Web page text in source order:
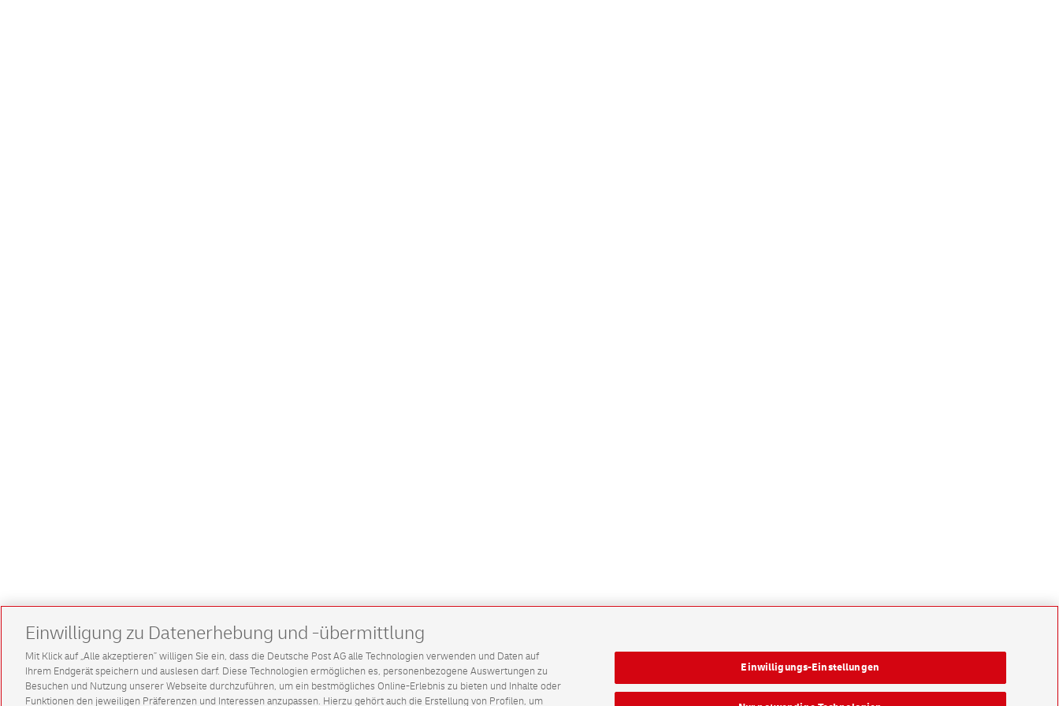
Einwilligung zu Datenerhebung und -übermittlung
Mit Klick auf „Alle akzeptieren” willigen Sie ein, dass die Deutsche Post AG alle Technologien verwenden und Daten auf
Ihrem Endgerät speichern und auslesen darf. Diese Technologien ermöglichen es, personenbezogene Auswertungen zu
Besuchen und Nutzung unserer Webseite durchzuführen, um ein bestmögliches Online-Erlebnis zu bieten und Inhalte oder
Funktionen den jeweiligen Präferenzen und Interessen anzupassen. Hierzu gehört auch die Erstellung von Profilen, um
Einwilligungs-Einstellungen